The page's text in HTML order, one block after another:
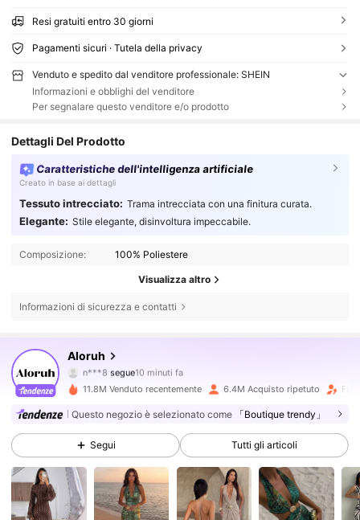
Resi gratuiti entro 30 giorni
Pagamenti sicuri · Tutela della privacy
Venduto e spedito dal venditore professionale: SHEIN
Informazioni e obblighi del venditore
Per segnalare questo venditore e/o prodotto
Dettagli Del Prodotto
Caratteristiche dell'intelligenza artificiale
Creato in base ai dettagli
Tessuto intrecciato: Trama intrecciata con una finitura curata.
Elegante: Stile elegante, disinvoltura impeccabile.
Composizione: 100% Poliestere
Visualizza altro
Informazioni di sicurezza e contatti
Aloruh
n***8 segue
v***o sta navigando
4.77
2.6M Follower
4.77 2.6M Follower
4.77 2.6M Follower
11.8M Venduto recentemente 6.4M Acquisto ripetuto
Questo negozio è selezionato come 「Boutique trendy」
Segui Tutti gli articoli